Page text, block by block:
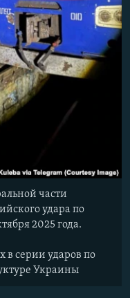
части
удара по
2025 года.
в серии ударов по
Украины